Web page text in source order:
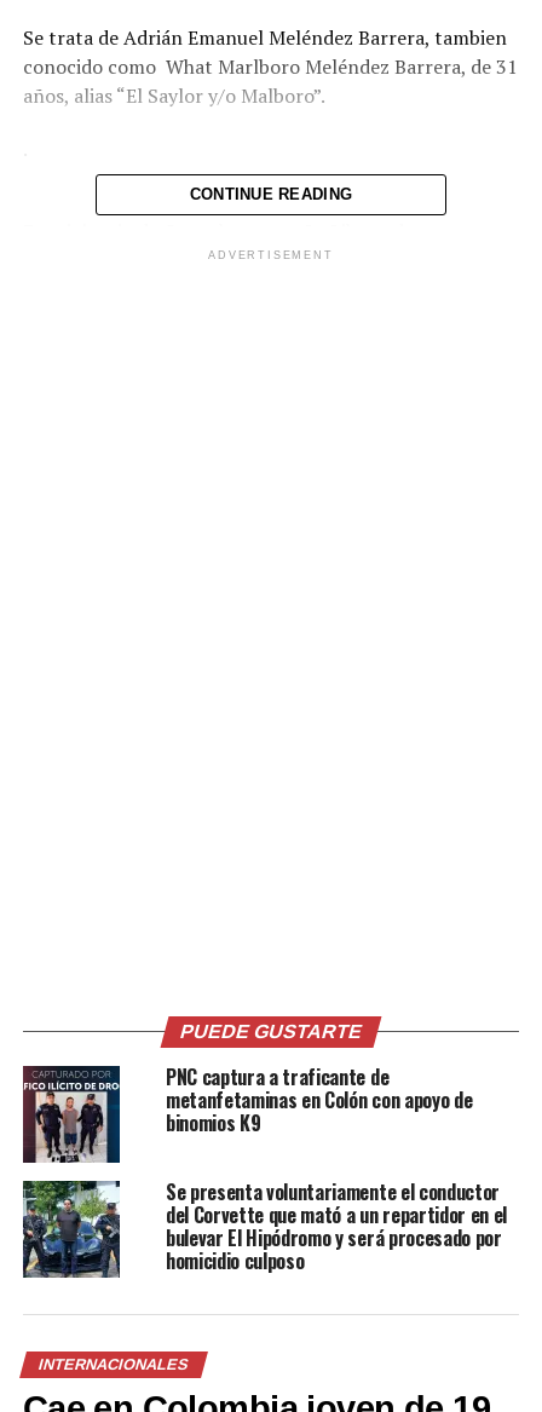
Se trata de Adrián Emanuel Meléndez Barrera, tambien
conocido como What Marlboro Meléndez Barrera, de 31
años, alias “El Saylor y/o Malboro”.
con órdenes de captura por homicidio en grado de
sido expulsados y entregados a autoridades
salvadoreñas.
Comparte esto:
Facebook X
Me gusta esto:
CONTINUE READING
ADVERTISEMENT
PUEDE GUSTARTE
PNC captura a traficante de
metanfetaminas en Colón con apoyo de
binomios K9
Se presenta voluntariamente el conductor
del Corvette que mató a un repartidor en el
bulevar El Hipódromo y será procesado por
homicidio culposo
INTERNACIONALES